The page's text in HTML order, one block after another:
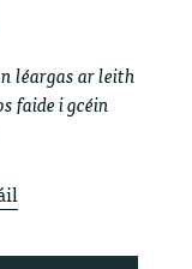
léargas ar leith
faide i gcéin